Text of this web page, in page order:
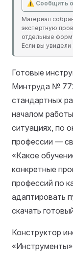
⚠ Сообщить
Материал
экспертную
отдельные
Если вы
Готовые
Минтруда №
стандартных
началом
ситуациях, по
профессии —
«Какое
конкретные
профессий по
адаптировать
скачать
Конструктор
«Инструменты»